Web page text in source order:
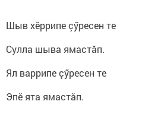
Шыв хӗррипе çӳресен те
Сулла шыва ямастӑп.
Ял варрипе çӳресен те
Эпӗ ята ямастӑп.